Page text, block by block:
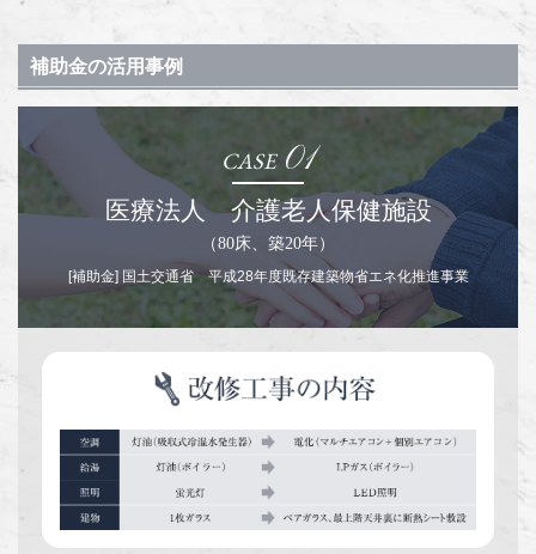
補助金の活用事例
01
医療法人 介護老人保健施設
（80床、築20年）
[補助金] 国土交通省 平成28年度既存建築物省エネ化推進事業